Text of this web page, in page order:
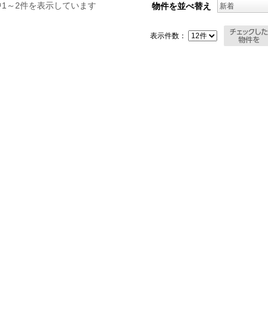
物件を並べ替え 新着
表示件数：
～2件を表示しています